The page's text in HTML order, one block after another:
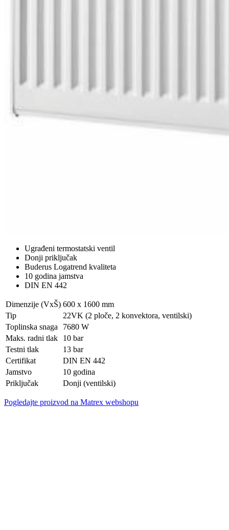
Ugrađeni termostatski ventil
Donji priključak
Buderus Logatrend kvaliteta
10 godina jamstva
DIN EN 442
Dimenzije (VxŠ) 600 x 1600 mm
Tip
22VK (2 ploče, 2 konvektora, ventilski)
Toplinska snaga
7680 W
Maks. radni tlak
10 bar
Testni tlak
13 bar
Certifikat
DIN EN 442
Jamstvo
10 godina
Priključak
Donji (ventilski)
Pogledajte proizvod na Matrex webshopu